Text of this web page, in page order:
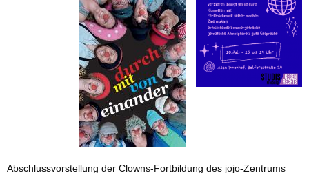
Abschlussvorstellung der Clowns-Fortbildung des jojo-Zentrums